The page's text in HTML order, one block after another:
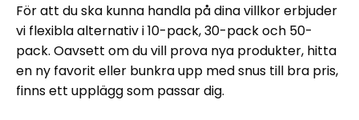
För att du ska kunna handla på dina villkor erbjuder
vi flexibla alternativ i 10-pack, 30-pack och 50-
pack. Oavsett om du vill prova nya produkter, hitta
en ny favorit eller bunkra upp med snus till bra pris,
finns ett upplägg som passar dig.